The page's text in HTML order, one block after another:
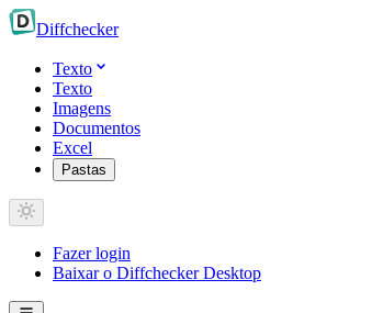
Diffchecker
Texto
Texto
Imagens
Documentos
Excel
Pastas
Fazer login
Baixar o Diffchecker Desktop